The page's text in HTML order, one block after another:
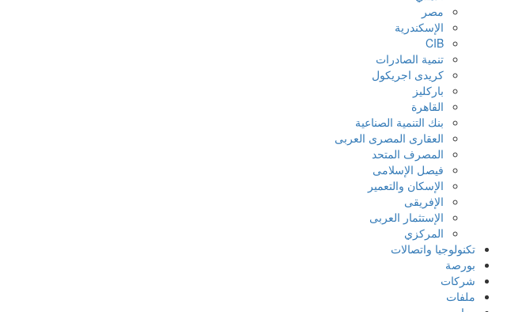
مصر
الإسكندرية
CIB
تنمية الصادرات
كريدى اجريكول
باركليز
القاهرة
بنك التنمية الصناعية
العقارى المصرى العربى
المصرف المتحد
فيصل الإسلامى
الإسكان والتعمير
الإفريقى
الإستثمار العربى
المركزي
تكنولوجيا واتصالات
بورصة
شركات
ملفات